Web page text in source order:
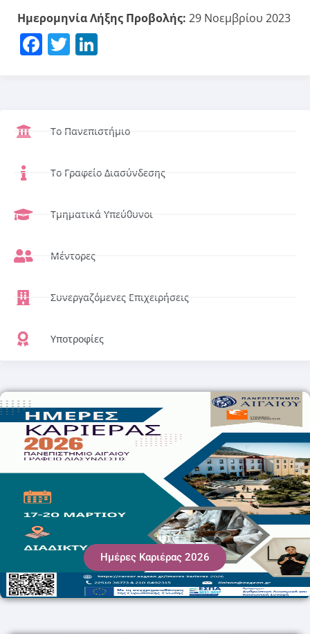
Ημερομηνία Λήξης Προβολής: 29 Νοεμβρίου 2023
Facebook
Twitter
Το Πανεπιστήμιο
Το Γραφείο Διασύνδεσης
Τμηματικά Υπεύθυνοι
Μέντορες
Συνεργαζόμενες Επιχειρήσεις
Υποτροφίες
Ημέρες Καριέρας 2026